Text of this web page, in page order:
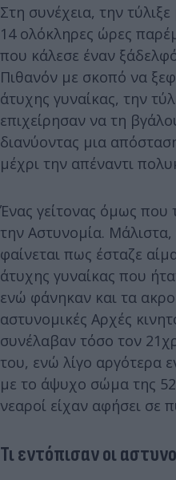
Στη συνέχεια, την
14 ολόκληρες ώρες
που κάλεσε έναν
Πιθανόν με σκοπό να
άτυχης γυναίκας, την
επιχείρησαν να τη
διανύοντας μια
μέχρι την απέναντι
Ένας γείτονας όμως που
την Αστυνομία.
φαίνεται πως έσταζε
άτυχης γυναίκας που
ενώ φάνηκαν και τα
αστυνομικές Αρχές
συνέλαβαν τόσο τον
του, ενώ λίγο αργότερα
με το άψυχο σώμα της
νεαροί είχαν αφήσει σε
Τι εντόπισαν οι